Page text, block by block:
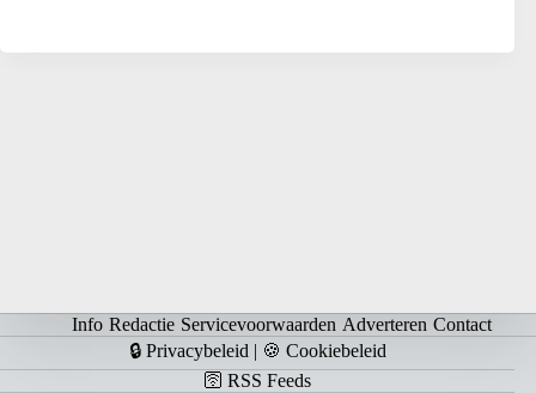
Info Redactie Servicevoorwaarden Adverteren Contact
🔒 Privacybeleid | 🍪 Cookiebeleid
🛜 RSS Feeds